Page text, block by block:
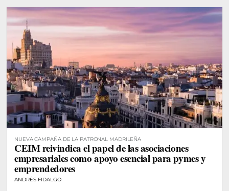
NUEVA CAMPAÑA DE LA PATRONAL MADRILEÑA
CEIM reivindica el papel de las asociaciones
empresariales como apoyo esencial para pymes y
emprendedores
ANDRÉS FIDALGO